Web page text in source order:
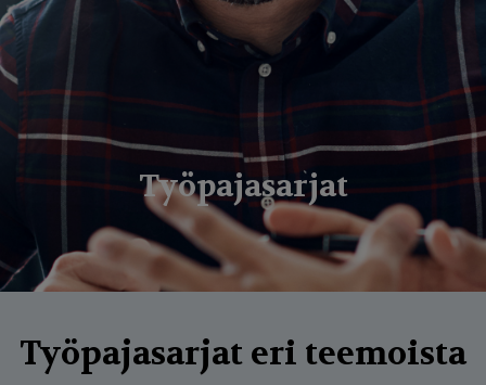
o
n
Työpajasarjat
Työpajasarjat eri teemoista